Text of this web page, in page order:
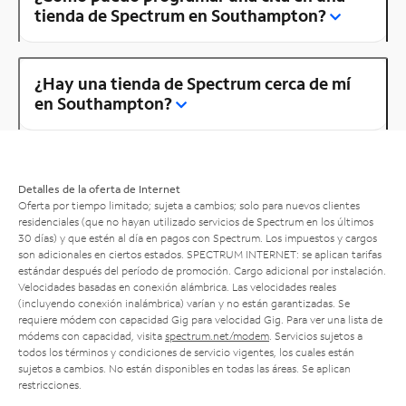
tienda de Spectrum en Southampton?
¿Hay una tienda de Spectrum cerca de mí
en Southampton?
Detalles de la oferta de Internet
Oferta por tiempo limitado; sujeta a cambios; solo para nuevos clientes
residenciales (que no hayan utilizado servicios de Spectrum en los últimos
30 días) y que estén al día en pagos con Spectrum. Los impuestos y cargos
son adicionales en ciertos estados. SPECTRUM INTERNET: se aplican tarifas
estándar después del período de promoción. Cargo adicional por instalación.
Velocidades basadas en conexión alámbrica. Las velocidades reales
(incluyendo conexión inalámbrica) varían y no están garantizadas. Se
requiere módem con capacidad Gig para velocidad Gig. Para ver una lista de
módems con capacidad, visita spectrum.net/modem . Servicios sujetos a
todos los términos y condiciones de servicio vigentes, los cuales están
sujetos a cambios. No están disponibles en todas las áreas. Se aplican
restricciones.